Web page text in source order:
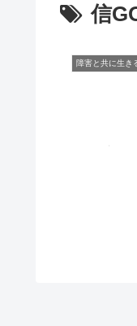
信
障害と共に生き